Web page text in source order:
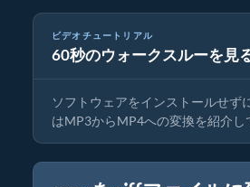
ビデオチュートリアル
60秒のウォークスルーを見
メディアファイルの変換方法
ソフトウェアをインストールせ
はMP3からMP4への変換を紹介し